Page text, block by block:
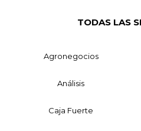
TODAS LAS
Agronegocios
Análisis
Caja Fuerte